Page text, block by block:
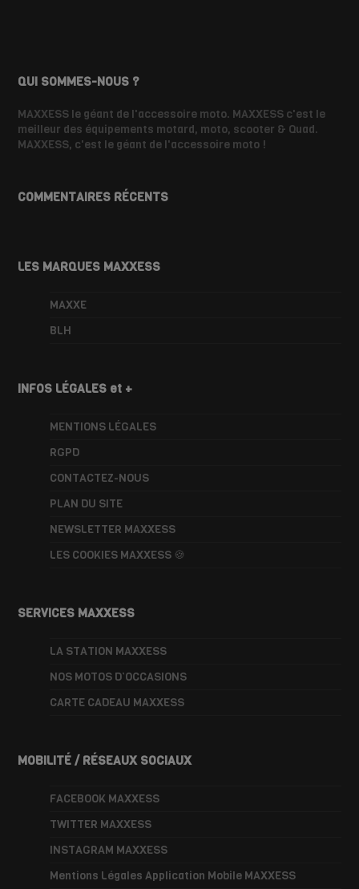
QUI SOMMES-NOUS ?
MAXXESS le géant de l'accessoire moto. MAXXESS c'est le
meilleur des équipements motard, moto, scooter & Quad.
MAXXESS, c'est le géant de l'accessoire moto !
COMMENTAIRES RÉCENTS
LES MARQUES MAXXESS
MAXXE
BLH
INFOS LÉGALES et +
MENTIONS LÉGALES
RGPD
CONTACTEZ-NOUS
PLAN DU SITE
NEWSLETTER MAXXESS
LES COOKIES MAXXESS 🍪
SERVICES MAXXESS
LA STATION MAXXESS
NOS MOTOS D’OCCASIONS
CARTE CADEAU MAXXESS
MOBILITÉ / RÉSEAUX SOCIAUX
FACEBOOK MAXXESS
TWITTER MAXXESS
INSTAGRAM MAXXESS
Mentions Légales Application Mobile MAXXESS